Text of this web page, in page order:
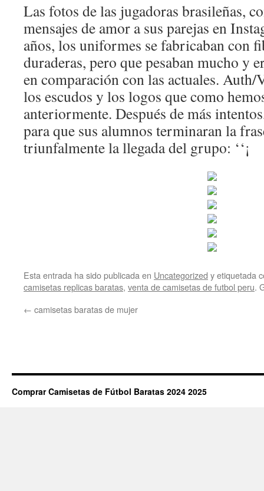
Las fotos de las jugadoras brasileñas,
mensajes de amor a sus parejas en
años, los uniformes se fabricaban con
duraderas, pero que pesaban mucho y
en comparación con las actuales.
los escudos y los logos que como
anteriormente. Después de más
para que sus alumnos terminaran la
triunfalmente la llegada del grupo: ‘‘¡
Esta entrada ha sido publicada en Uncategorized y etiquetada
camisetas replicas baratas, venta de camisetas de futbol peru.
← camisetas baratas de mujer
Comprar Camisetas de Fútbol Baratas 2024 2025